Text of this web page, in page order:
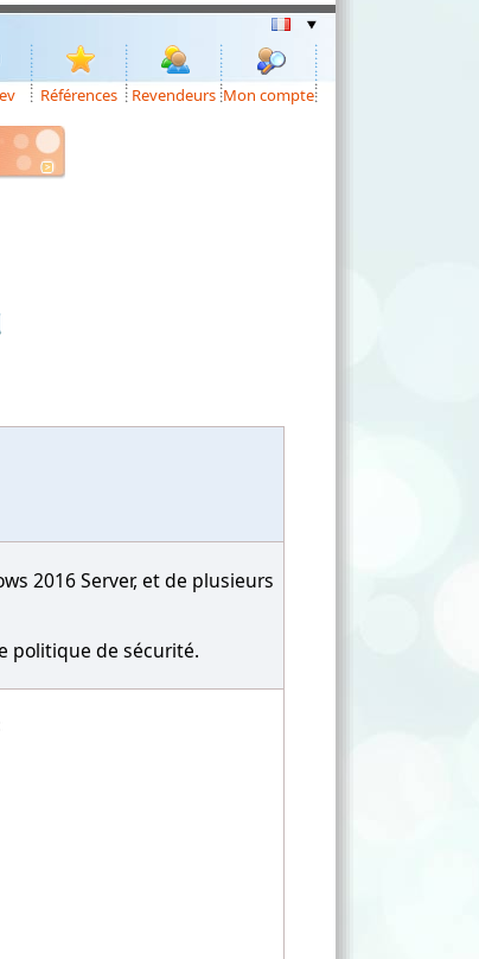
Références Revendeurs Mon compte
2016 Server, et de plusieurs
politique de sécurité.